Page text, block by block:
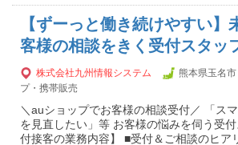
【ずーっと働き続けやすい】
客様の相談をきく受付スタッ
株式会社九州情報システム 熊本県玉名市
プ・携帯販売
＼auショップでお客様の相談受付／ 「ス
を見直したい」等 お客様の悩みを伺う受
付接客の業務内容】 ■受付＆ご相談のヒア